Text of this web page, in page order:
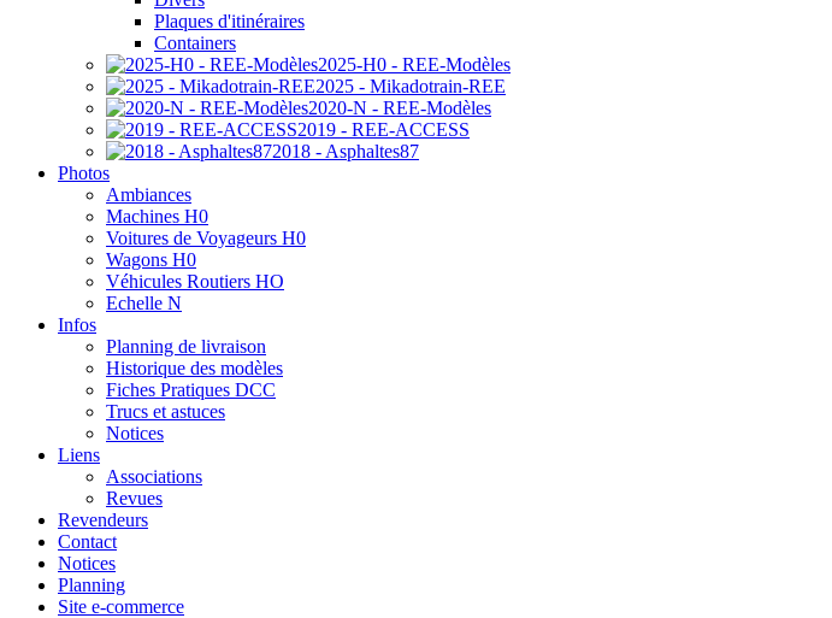
Plaques d'itinéraires
Containers
2025-H0 - REE-Modèles
2025 - Mikadotrain-REE
2020-N - REE-Modèles
2019 - REE-ACCESS
2018 - Asphaltes87
Photos
Ambiances
Machines H0
Voitures de Voyageurs H0
Wagons H0
Véhicules Routiers HO
Echelle N
Infos
Planning de livraison
Historique des modèles
Fiches Pratiques DCC
Trucs et astuces
Notices
Liens
Associations
Revues
Revendeurs
Contact
Notices
Planning
Site e-commerce